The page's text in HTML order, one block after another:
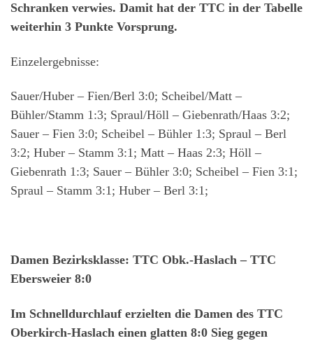
Schranken verwies. Damit hat der TTC in der Tabelle
weiterhin 3 Punkte Vorsprung.
Einzelergebnisse:
Sauer/Huber – Fien/Berl 3:0; Scheibel/Matt –
Bühler/Stamm 1:3; Spraul/Höll – Giebenrath/Haas 3:2;
Sauer – Fien 3:0; Scheibel – Bühler 1:3; Spraul – Berl
3:2; Huber – Stamm 3:1; Matt – Haas 2:3; Höll –
Giebenrath 1:3; Sauer – Bühler 3:0; Scheibel – Fien 3:1;
Spraul – Stamm 3:1; Huber – Berl 3:1;
Damen Bezirksklasse: TTC Obk.-Haslach – TTC
Ebersweier 8:0
Im Schnelldurchlauf erzielten die Damen des TTC
Oberkirch-Haslach einen glatten 8:0 Sieg gegen